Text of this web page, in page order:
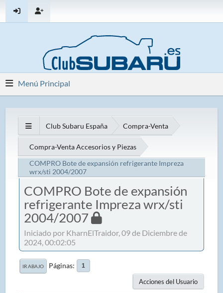
Menú Principal
Club Subaru España Compra-Venta
Compra-Venta Accesorios y Piezas
COMPRO Bote de expansión refrigerante Impreza
wrx/sti 2004/2007
COMPRO Bote de expansión
refrigerante Impreza wrx/sti
2004/2007
Iniciado por KharnElTraidor, 09 de Diciembre de
2024, 00:02:05
IR ABAJO Páginas 1
Acciones del Usuario